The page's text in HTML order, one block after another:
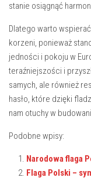
stanie osiągnąć
Dlatego warto
korzeni, ⁣ponieważ
jedności i pokoju w
teraźniejszości i
samych, ale również
hasło, które ‌dzięki
nam otuchy w‍
Podobne wpisy:
Narodowa flaga
Flaga Polski –